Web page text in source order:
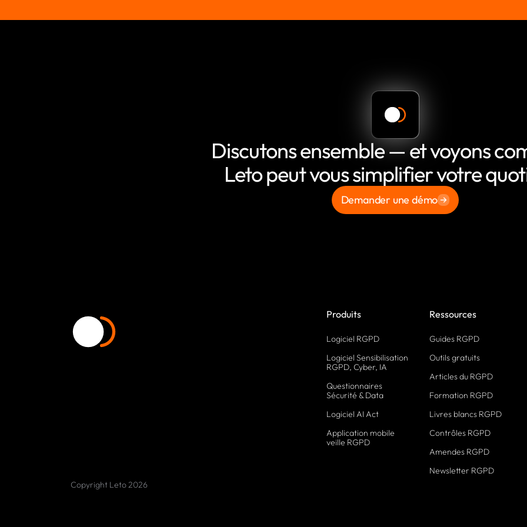
Discutons ensemble — et voyons
Leto peut vous simplifier votre
Demander une démo
Produits
Logiciel RGPD
Logiciel Sensibilisation
RGPD, Cyber, IA
Questionnaires
Sécurité & Data
Logiciel AI Act
Application mobile
veille RGPD
Ressources
Guides RGPD
Outils gratuits
Articles du RGPD
Formation RGPD
Livres blancs RGPD
Contrôles RGPD
Amendes RGPD
Newsletter RGPD
Copyright Leto 2026